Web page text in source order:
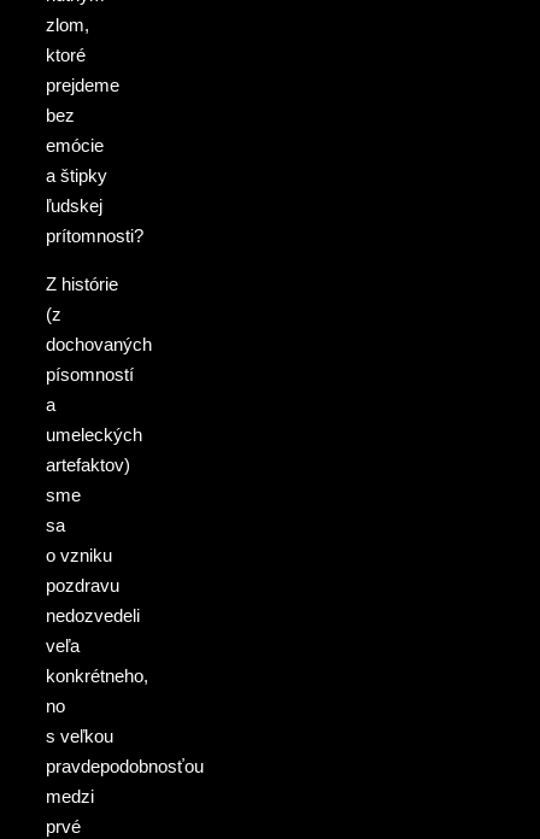
zlom,
ktoré
prejdeme
bez
emócie
a štipky
ľudskej
prítomnosti?
Z histórie
(z
dochovaných
písomností
a
umeleckých
artefaktov)
sme
sa
o vzniku
pozdravu
nedozvedeli
veľa
konkrétneho,
no
s veľkou
pravdepodobnosťou
medzi
prvé